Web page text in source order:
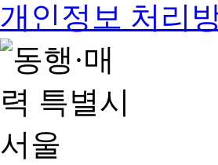
개인정보 처리